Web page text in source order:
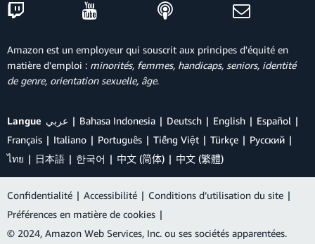
Amazon est un employeur qui souscrit aux principes d'équité en
matière d'emploi : minorités, femmes, handicaps, seniors, identité
de genre, orientation sexuelle, âge.
Langue عربي Bahasa Indonesia Deutsch English
Español
Français
Italiano Português Tiếng Việt Türkçe
Ρусский
ไทย
日本語 한국어 中文 (简体) 中文 (繁體)
Confidentialité | Accessibilité | Conditions d’utilisation du site |
Préférences en matière de cookies |
© 2024, Amazon Web Services, Inc. ou ses sociétés apparentées.